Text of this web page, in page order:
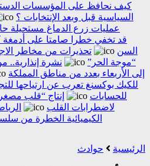
كيف نحافظ على المؤسسات
السياسية قبل وبعد الإنتخابات ؟
عمليات زرع الدماغ مستحيلة
السن
تحذيرات من مخاطر
“موجة الحر”
نشرة
إلى الأربعاء بعدد من مناطق المملكة
للكيك بوكسنغ تعرب عن ارتياحها
للحسابات
إنتاج “قلب
لاضطرابات القلب
الكيميائية الخطرة من
الرئيسية حوادث